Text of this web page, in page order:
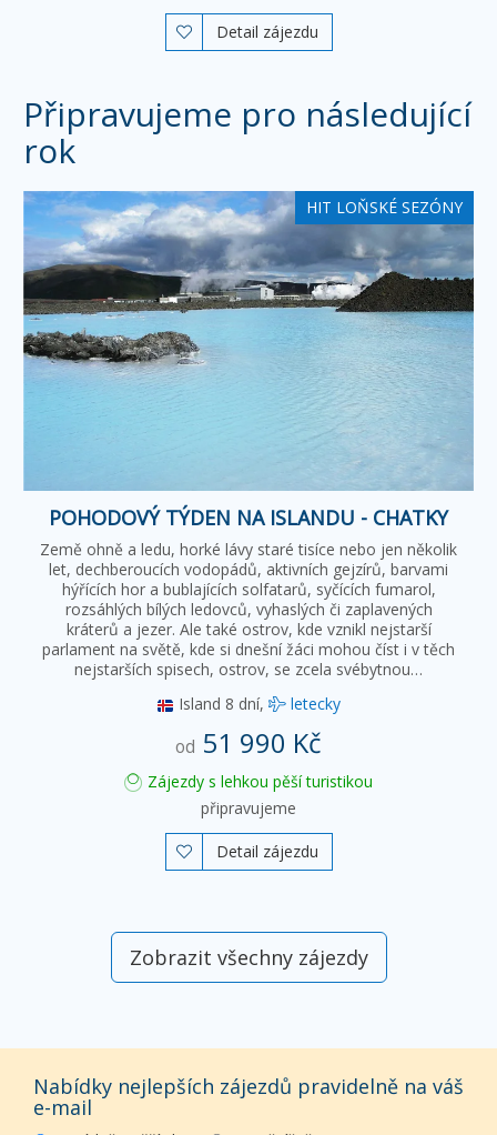
 Detail zájezdu
Připravujeme pro následující
rok
HIT LOŇSKÉ SEZÓNY
POHODOVÝ TÝDEN NA ISLANDU - CHATKY
Země ohně a ledu, horké lávy staré tisíce nebo jen několik
let, dechberoucích vodopádů, aktivních gejzírů, barvami
hýřících hor a bublajících solfatarů, syčících fumarol,
rozsáhlých bílých ledovců, vyhaslých či zaplavených
kráterů a jezer. Ale také ostrov, kde vznikl nejstarší
parlament na světě, kde si dnešní žáci mohou číst i v těch
nejstarších spisech, ostrov, se zcela svébytnou…
Island 8 dní, letecky
od 51 990 Kč
Zájezdy s lehkou pěší turistikou
připravujeme
 Detail zájezdu
Zobrazit všechny zájezdy
Nabídky nejlepších zájezdů pravidelně na váš
e-mail